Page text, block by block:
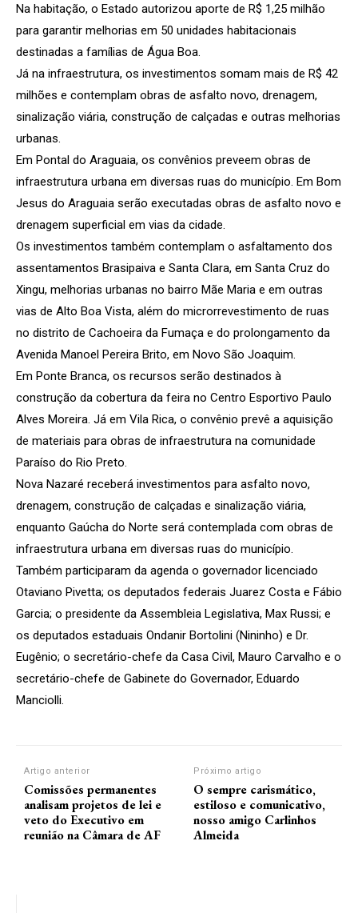
Na habitação, o Estado autorizou aporte de R$ 1,25 milhão
para garantir melhorias em 50 unidades habitacionais
destinadas a famílias de Água Boa.
Já na infraestrutura, os investimentos somam mais de R$ 42
milhões e contemplam obras de asfalto novo, drenagem,
sinalização viária, construção de calçadas e outras melhorias
urbanas.
Em Pontal do Araguaia, os convênios preveem obras de
infraestrutura urbana em diversas ruas do município. Em Bom
Jesus do Araguaia serão executadas obras de asfalto novo e
drenagem superficial em vias da cidade.
Os investimentos também contemplam o asfaltamento dos
assentamentos Brasipaiva e Santa Clara, em Santa Cruz do
Xingu, melhorias urbanas no bairro Mãe Maria e em outras
vias de Alto Boa Vista, além do microrrevestimento de ruas
no distrito de Cachoeira da Fumaça e do prolongamento da
Avenida Manoel Pereira Brito, em Novo São Joaquim.
Em Ponte Branca, os recursos serão destinados à
construção da cobertura da feira no Centro Esportivo Paulo
Alves Moreira. Já em Vila Rica, o convênio prevê a aquisição
de materiais para obras de infraestrutura na comunidade
Paraíso do Rio Preto.
Nova Nazaré receberá investimentos para asfalto novo,
drenagem, construção de calçadas e sinalização viária,
enquanto Gaúcha do Norte será contemplada com obras de
infraestrutura urbana em diversas ruas do município.
Também participaram da agenda o governador licenciado
Otaviano Pivetta; os deputados federais Juarez Costa e Fábio
Garcia; o presidente da Assembleia Legislativa, Max Russi; e
os deputados estaduais Ondanir Bortolini (Nininho) e Dr.
Eugênio; o secretário-chefe da Casa Civil, Mauro Carvalho e o
secretário-chefe de Gabinete do Governador, Eduardo
Manciolli.
Artigo anterior
Comissões permanentes
analisam projetos de lei e
veto do Executivo em
reunião na Câmara de AF
Próximo artigo
O sempre carismático,
estiloso e comunicativo,
nosso amigo Carlinhos
Almeida